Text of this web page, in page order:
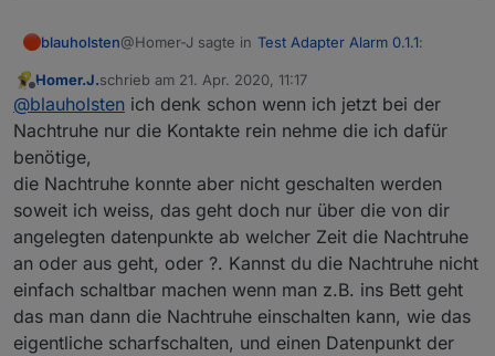
blauholsten@Homer-J sagte in Test Adapter Alarm 0.1.1:
Hallo@blauholstenist eigentlich schon so
aufgebaut wie du es jetzt hast das z.B. im
Schaltung bei Abwesenheit, und einen bei
Anwesenheit für Nachts da könnte man doch
jetzt den Nachtkreis nehmen wo nur die
Fenster und Türkontakte reinkommen, wenn
dann z.B. ein Fenster geöffnet wird soll die
Innensirene auslösen oder was auch immer.
Hoffe hab es jetzt verständlich geschrieben.
Eigentlich schon, aber ich steh trotzdem etwas auf
Du würdest quasi gerne einen Datenpunkt haben,
der gesetzt wird wenn es eine Veränderung z.B
bei der Nachtruhe kommt und der ggf. wie die
eigentliche Sirene funktioniert?
Du falls du das meinst, wäre das von der
Funktionsweise wie Benachrichtigungen...
Offline
Homer.J.schrieb am 21. Apr. 2020, 11:17
zuletzt editiert von
@blauholsten ich denk schon wenn ich jetzt bei der
Nachtruhe nur die Kontakte rein nehme die ich dafür
benötige,
die Nachtruhe konnte aber nicht geschalten werden
soweit ich weiss, das geht doch nur über die von dir
angelegten datenpunkte ab welcher Zeit die Nachtruhe
an oder aus geht, oder ?. Kannst du die Nachtruhe nicht
einfach schaltbar machen wenn man z.B. ins Bett geht
das man dann die Nachtruhe einschalten kann, wie das
eigentliche scharfschalten, und einen Datenpunkt der